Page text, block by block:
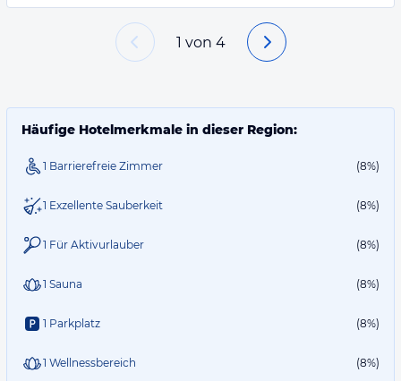
1 von 4
Häufige Hotelmerkmale in dieser Region:
1 Barrierefreie Zimmer (8%)
1 Exzellente Sauberkeit (8%)
1 Für Aktivurlauber (8%)
1 Sauna (8%)
1 Parkplatz (8%)
1 Wellnessbereich (8%)